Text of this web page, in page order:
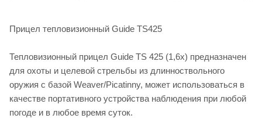
Прицел тепловизионный Guide TS425
Тепловизионный прицел Guide TS 425 (1,6x) предназначен
для охоты и целевой стрельбы из длинноствольного
оружия с базой Weaver/Picatinny, может использоваться в
качестве портативного устройства наблюдения при любой
погоде и в любое время суток.